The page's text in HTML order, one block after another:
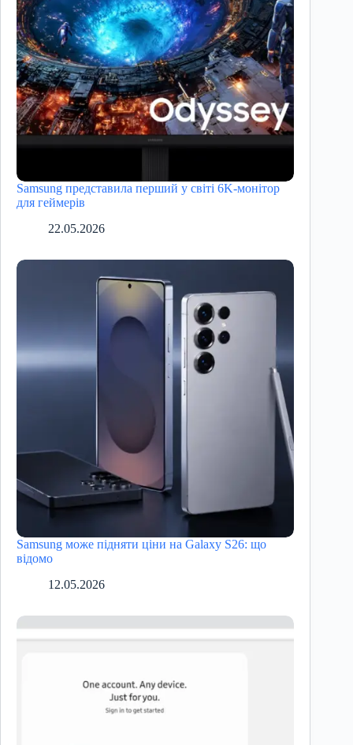
Samsung представила перший у світі 6K-монітор
для геймерів
22.05.2026
Samsung може підняти ціни на Galaxy S26: що
відомо
12.05.2026